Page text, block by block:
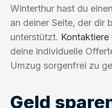
Winterthur hast du
an deiner Seite, der dir
unterstützt. Kontaktiere
deine individuelle
Umzug sorgenfrei zu
Geld